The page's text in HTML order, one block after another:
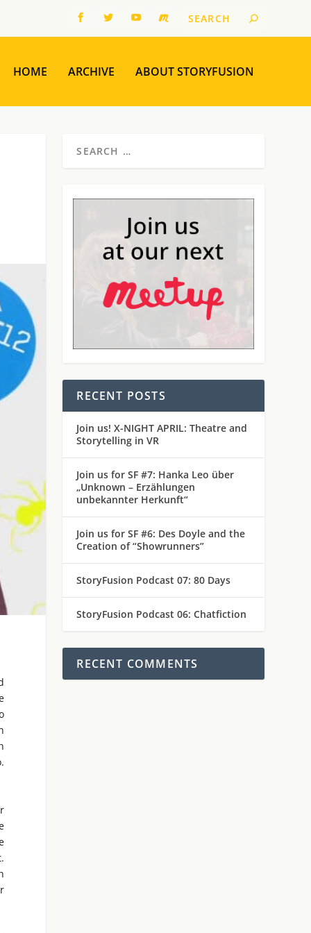
HOME ARCHIVE ABOUT STORYFUSION
RECENT POSTS
Join us! X-NIGHT APRIL: Theatre and
Storytelling in VR
Join us for SF #7: Hanka Leo über
„Unknown – Erzählungen
unbekannter Herkunft“
Join us for SF #6: Des Doyle and the
Creation of “Showrunners”
StoryFusion Podcast 07: 80 Days
StoryFusion Podcast 06: Chatfiction
RECENT COMMENTS